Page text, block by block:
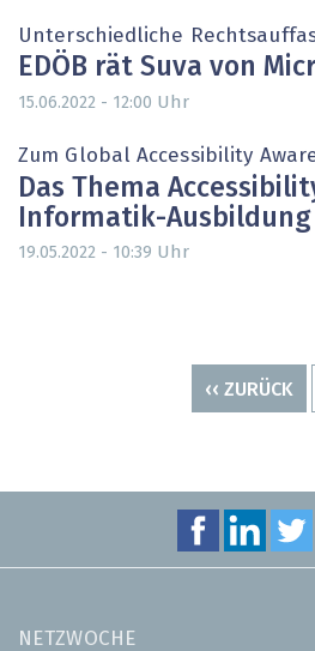
Unterschiedliche
EDÖB rät Suva von
15.06.2022 - 12:00 Uhr
Zum Global Accessibility
Das Thema
Informatik-Ausbildung
19.05.2022 - 10:39 Uhr
VORHERIGE
‹‹ ZURÜCK
NETZWOCHE